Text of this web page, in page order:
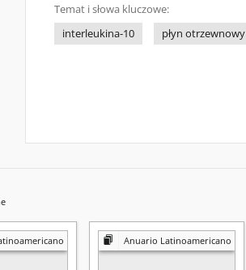
Temat i słowa kluczowe:
interleukina-10
płyn otrzewnowy
Anuario Latinoamericano